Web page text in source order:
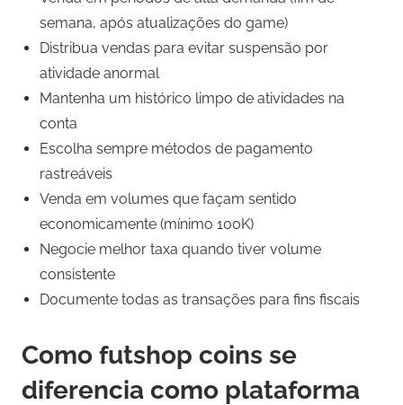
semana, após atualizações do game)
Distribua vendas para evitar suspensão por
atividade anormal
Mantenha um histórico limpo de atividades na
conta
Escolha sempre métodos de pagamento
rastreáveis
Venda em volumes que façam sentido
economicamente (mínimo 100K)
Negocie melhor taxa quando tiver volume
consistente
Documente todas as transações para fins fiscais
Como futshop coins se
diferencia como plataforma